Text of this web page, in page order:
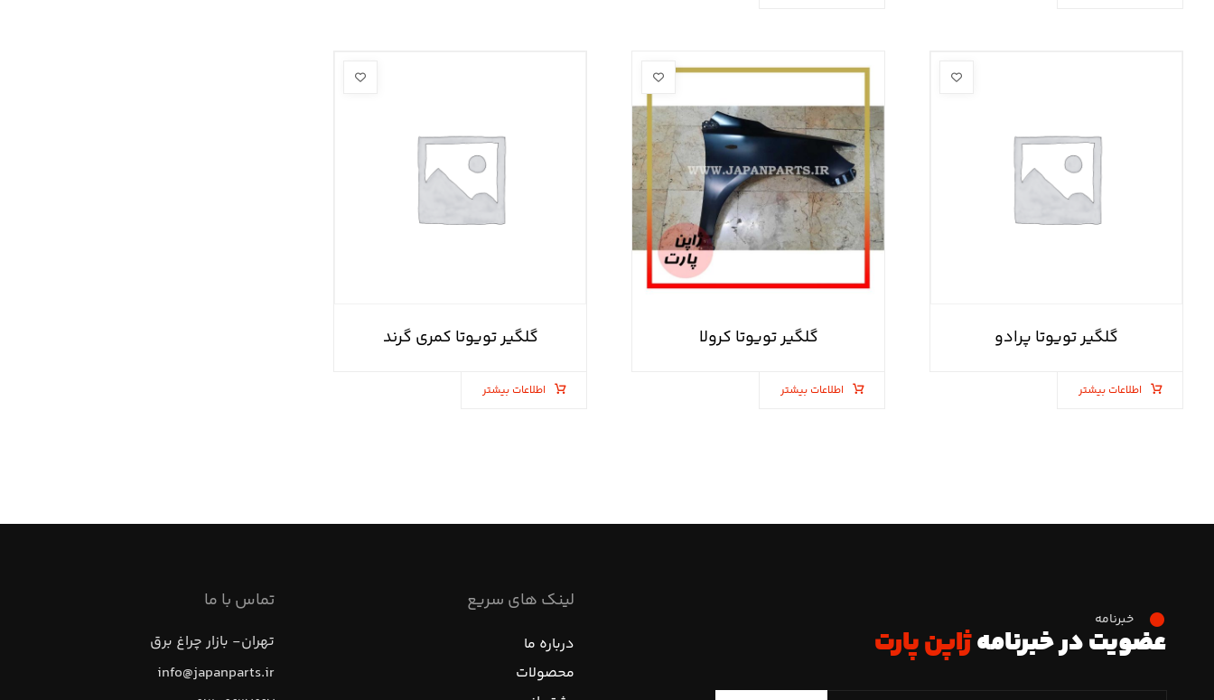
گلگیر تویوتا پرادو
اطلاعات بیشتر
گلگیر تویوتا کرولا
اطلاعات بیشتر
گلگیر تویوتا کمری گرند
اطلاعات بیشتر
خبرنامه
عضویت در خبرنامهژاپن پارت
لینک های سریع
درباره ما
محصولات
تماس با ما
تهران- بازار چراغ برق
info@japanparts.ir